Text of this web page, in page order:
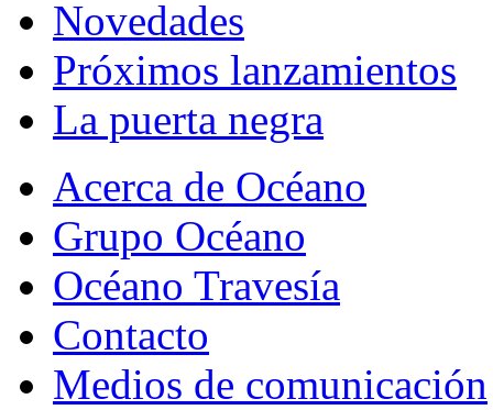
Novedades
Próximos lanzamientos
La puerta negra
Acerca de Océano
Grupo Océano
Océano Travesía
Contacto
Medios de comunicación